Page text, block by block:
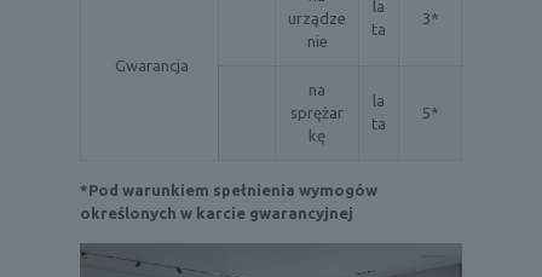
Gwarancja
urządze
nie
la
ta
3*
na
sprężar
kę
la
ta
5*
*Pod warunkiem spełnienia wymogów
określonych w karcie gwarancyjnej